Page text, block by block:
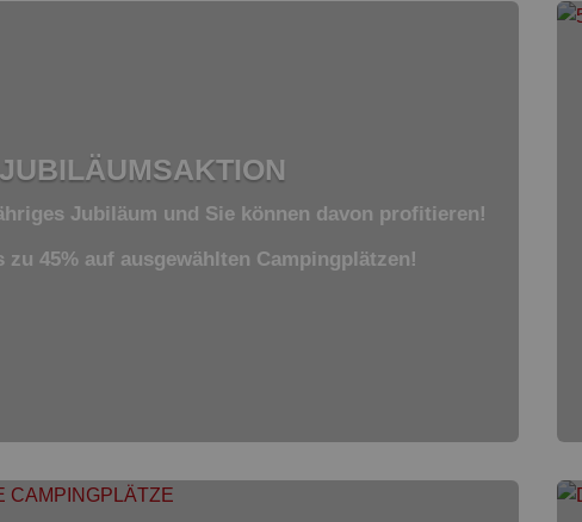
JUBILÄUMSAKTION
Jubiläum und Sie können davon profitieren!
zu 45% auf ausgewählten Campingplätzen!